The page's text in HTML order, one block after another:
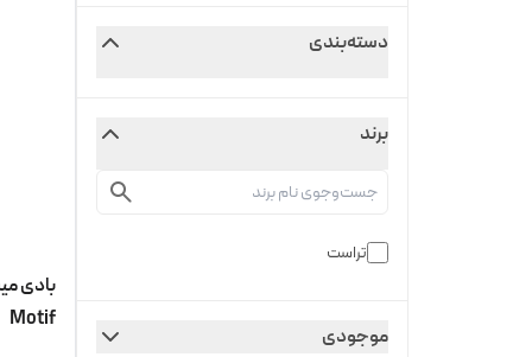
دسته‌بندی
برند
تراست
موجودی
Motif